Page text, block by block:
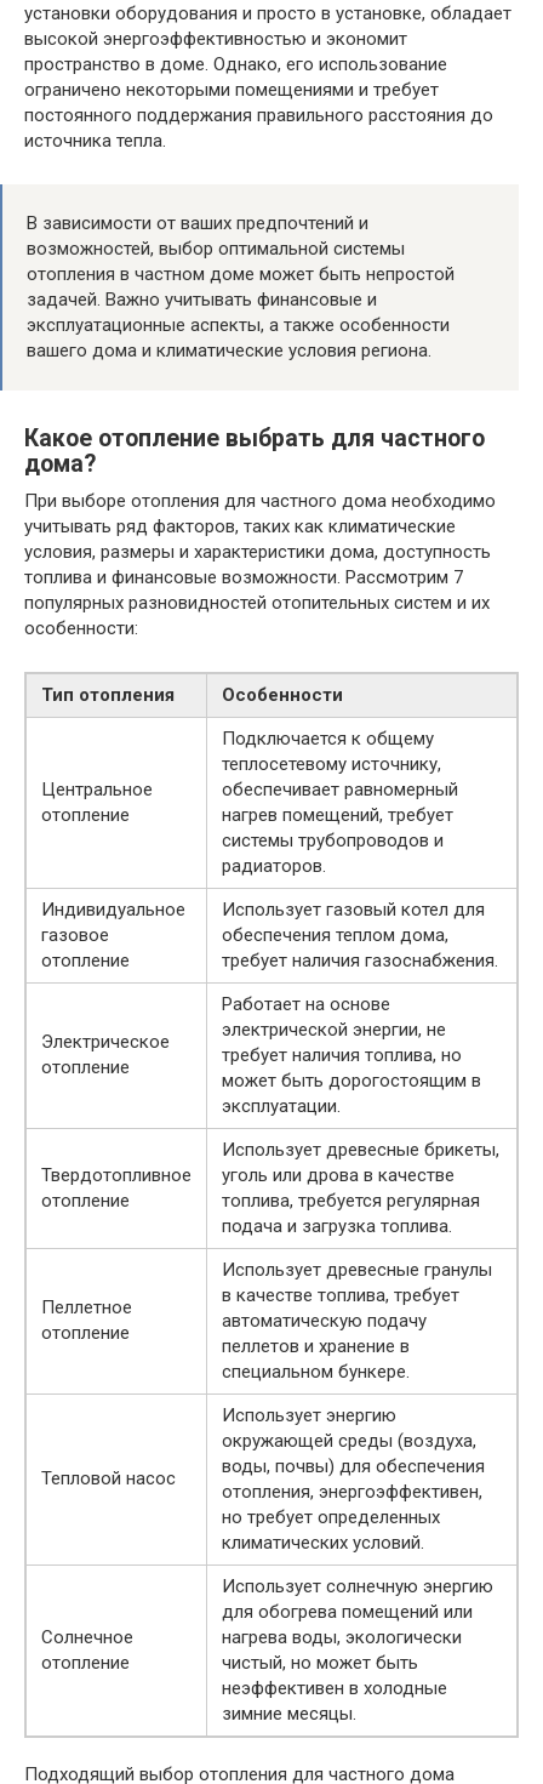
установки оборудования и просто в установке, обладает
высокой энергоэффективностью и экономит
пространство в доме. Однако, его использование
ограничено некоторыми помещениями и требует
постоянного поддержания правильного расстояния до
источника тепла.
В зависимости от ваших предпочтений и
возможностей, выбор оптимальной системы
отопления в частном доме может быть непростой
задачей. Важно учитывать финансовые и
эксплуатационные аспекты, а также особенности
вашего дома и климатические условия региона.
Какое отопление выбрать для частного
дома?
При выборе отопления для частного дома необходимо
учитывать ряд факторов, таких как климатические
условия, размеры и характеристики дома, доступность
топлива и финансовые возможности. Рассмотрим 7
популярных разновидностей отопительных систем и их
особенности:
Тип отопления Особенности
Центральное
отопление
Подключается к общему
теплосетевому источнику,
обеспечивает равномерный
нагрев помещений, требует
системы трубопроводов и
радиаторов.
Индивидуальное
газовое
отопление
Использует газовый котел для
обеспечения теплом дома,
требует наличия газоснабжения.
Электрическое
отопление
Работает на основе
электрической энергии, не
требует наличия топлива, но
может быть дорогостоящим в
эксплуатации.
Твердотопливное
отопление
Использует древесные брикеты,
уголь или дрова в качестве
топлива, требуется регулярная
подача и загрузка топлива.
Пеллетное
отопление
Использует древесные гранулы
в качестве топлива, требует
автоматическую подачу
пеллетов и хранение в
специальном бункере.
Тепловой насос
Использует энергию
окружающей среды (воздуха,
воды, почвы) для обеспечения
отопления, энергоэффективен,
но требует определенных
климатических условий.
Солнечное
отопление
Использует солнечную энергию
для обогрева помещений или
нагрева воды, экологически
чистый, но может быть
неэффективен в холодные
зимние месяцы.
Подходящий выбор отопления для частного дома